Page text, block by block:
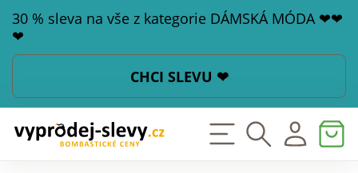
30 % sleva na vše z kategorie DÁMSKÁ MÓDA ❤❤
❤
CHCI SLEVU ❤